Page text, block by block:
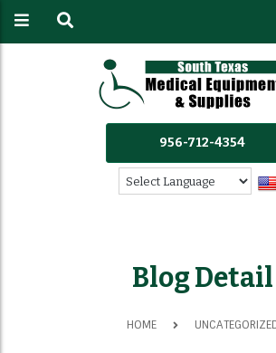
956-712-4354
Blog Detail
HOME